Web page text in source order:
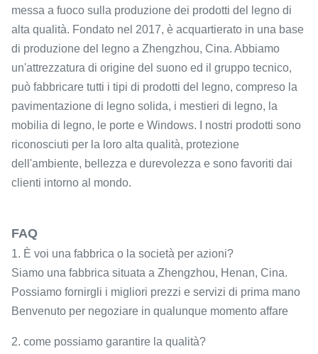
messa a fuoco sulla produzione dei prodotti del legno di
alta qualità. Fondato nel 2017, è acquartierato in una base
di produzione del legno a Zhengzhou, Cina. Abbiamo
un'attrezzatura di origine del suono ed il gruppo tecnico,
può fabbricare tutti i tipi di prodotti del legno, compreso la
pavimentazione di legno solida, i mestieri di legno, la
mobilia di legno, le porte e Windows. I nostri prodotti sono
riconosciuti per la loro alta qualità, protezione
dell'ambiente, bellezza e durevolezza e sono favoriti dai
clienti intorno al mondo.
FAQ
1. È voi una fabbrica o la società per azioni?
Siamo una fabbrica situata a Zhengzhou, Henan, Cina.
Possiamo fornirgli i migliori prezzi e servizi di prima mano
Benvenuto per negoziare in qualunque momento affare
2. come possiamo garantire la qualità?